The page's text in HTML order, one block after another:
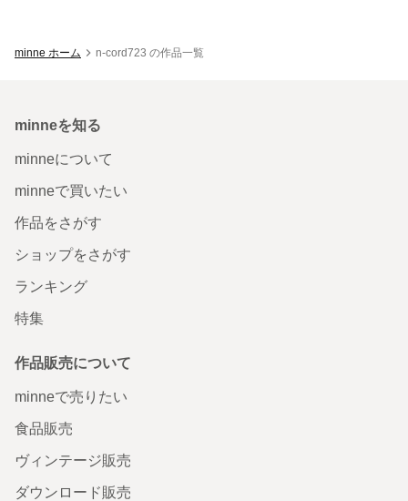
minne ホーム n-cord723 の作品一覧
minneを知る
minneについて
minneで買いたい
作品をさがす
ショップをさがす
ランキング
特集
作品販売について
minneで売りたい
食品販売
ヴィンテージ販売
ダウンロード販売